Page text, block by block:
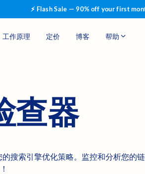
⚡ Flash Sale — 90% off your first
工作原理 定价 博客 帮助
查器
搜索引擎优化策略。监控和分析您的